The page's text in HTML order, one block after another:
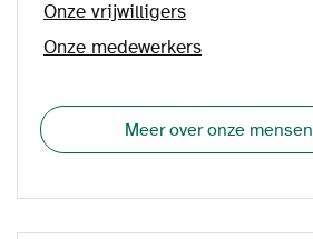
Onze vrijwilligers
Onze medewerkers
Meer over onze mensen